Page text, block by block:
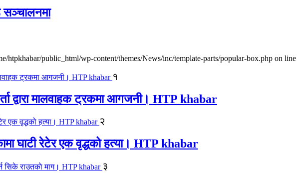
htpkhabar/public_html/wp-content/themes/News/inc/template-parts/popular-box.php on
१
द्वारा मालवाहक ट्रकमा आगजनी। HTP khabar
२
घाटी रेटेर एक वृद्धको हत्या। HTP khabar
३